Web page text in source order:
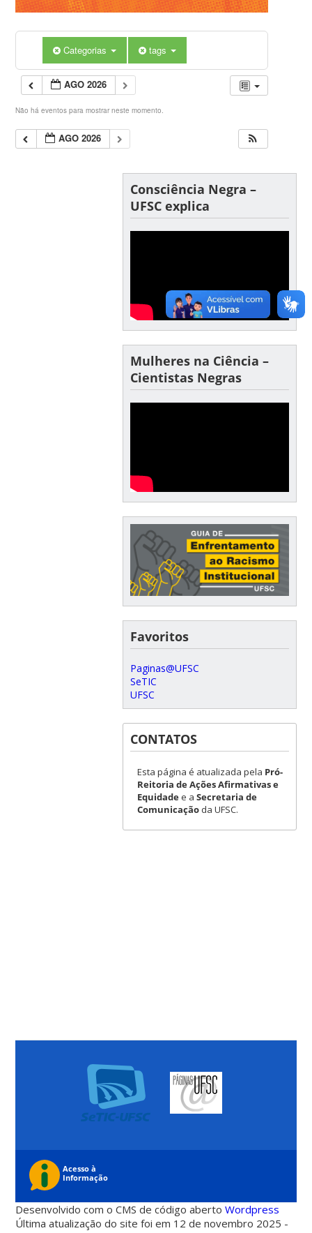
Categorias tags
AGO 2026
Não há eventos para mostrar neste momento.
AGO 2026
Consciência Negra –
UFSC explica
Mulheres na Ciência –
Cientistas Negras
Favoritos
Paginas@UFSC
SeTIC
UFSC
CONTATOS
Esta página é atualizada pela Pró-
Reitoria de Ações Afirmativas e
Equidadee a Secretaria de
Comunicaçãoda UFSC.
Desenvolvido com o CMS de código abertoWordpress
Última atualização do site foi em 12 de novembro 2025 -